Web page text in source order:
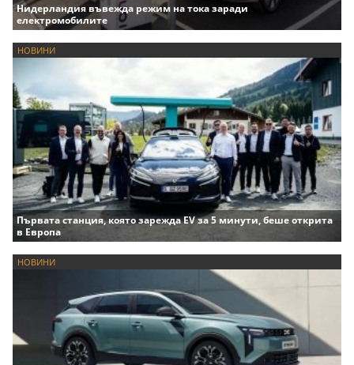
Нидерландия въвежда режим на тока заради
електромобилите
НОВИНИ
Първата станция, която зарежда EV за 5 минути, беше открита
в Европа
НОВИНИ